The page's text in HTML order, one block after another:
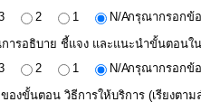
2 1 N/Aกรุณากรอกข้
ารอธิบาย ชี้แจง และแนะนำขั้นตอนใ
2 1 N/Aกรุณากรอกข้
องขั้นตอน วิธีการให้บริการ (เรียงตา